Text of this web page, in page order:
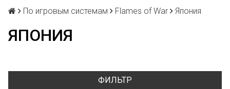
По игровым системам Flames of War Япония
ЯПОНИЯ
ФИЛЬТР